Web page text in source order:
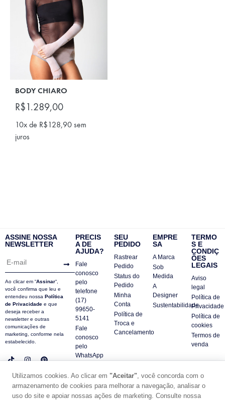
BODY CHIARO
R$1.289,00
10x de R$128,90 sem
juros
ASSINE NOSSA
NEWSLETTER
Ao clicar em “Assinar“,
você confirma que leu e
entendeu nossa Política
de Privacidade e que
deseja receber a
newsletter e outras
comunicações de
marketing, conforme nela
estabelecido.
PRECIS
A DE
AJUDA?
Fale
conosco
pelo
telefone
(17)
99650-
5141
Fale
conosco
pelo
WhatsApp
FAQ
SEU
PEDIDO
Rastrear
Pedido
Status do
Pedido
Minha
Conta
Política de
Troca e
Cancelamento
EMPRE
SA
A Marca
Sob
Medida
A
Designer
Sustentabilidade
TERMO
S E
CONDIÇ
ÕES
LEGAIS
Aviso
legal
Política de
Privacidade
Política de
cookies
Termos de
venda
© DUE PANNO - 2024 -
Utilizamos cookies. Ao clicar em "Aceitar", você concorda com o
armazenamento de cookies para melhorar a navegação, analisar o
uso do site e apoiar nossas ações de marketing. Consulte nossa